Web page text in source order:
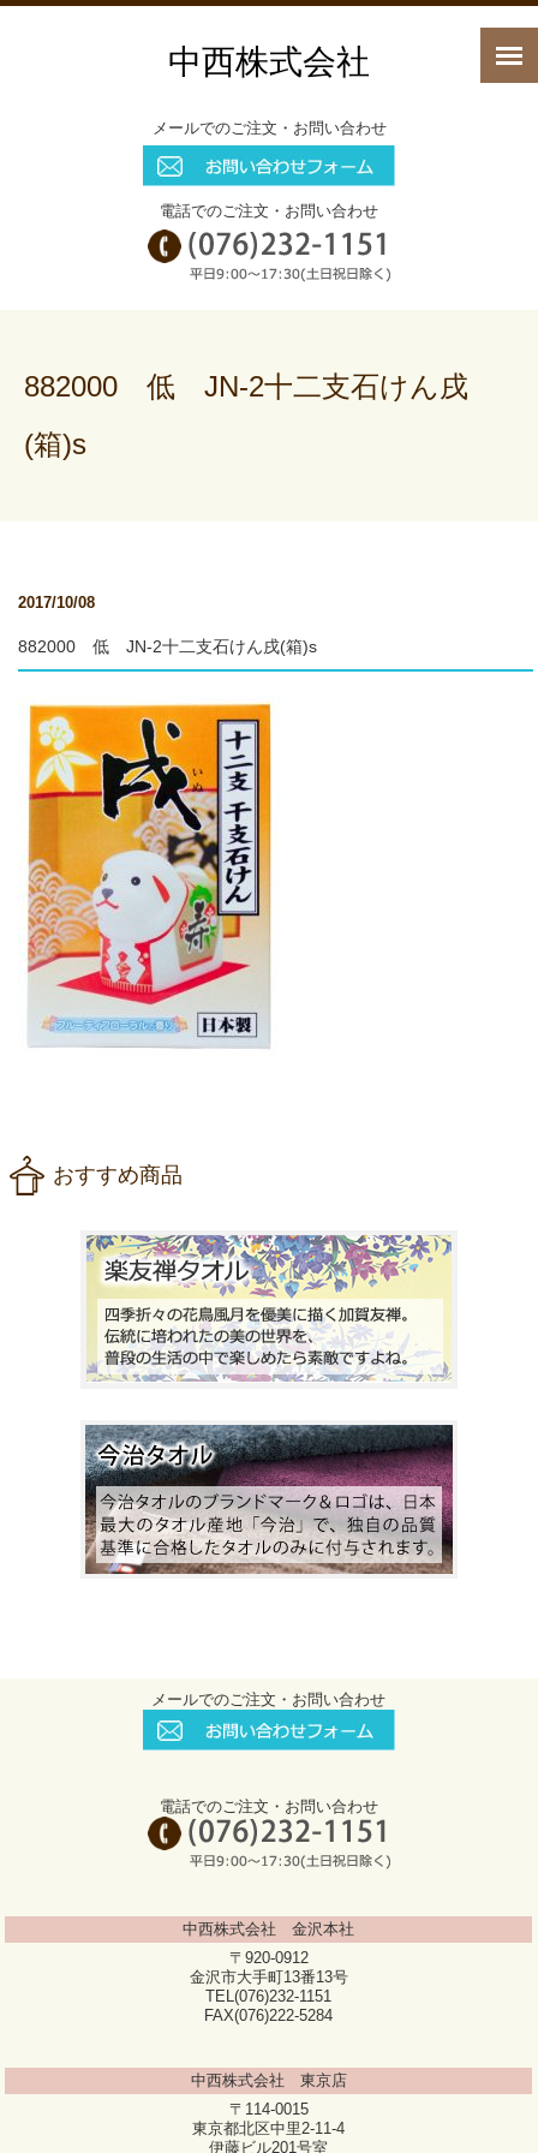
中西株式会社
メールでのご注文・お問い合わせ
電話でのご注文・お問い合わせ
882000 低 JN-2十二支石けん戌
(箱)s
2017/10/08
882000 低 JN-2十二支石けん戌(箱)s
おすすめ商品
メールでのご注文・お問い合わせ
電話でのご注文・お問い合わせ
中西株式会社 金沢本社
〒920-0912
金沢市大手町13番13号
TEL(076)232-1151
FAX(076)222-5284
中西株式会社 東京店
〒114-0015
東京都北区中里2-11-4
伊藤ビル201号室